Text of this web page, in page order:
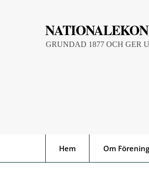
GRUNDAD 1877 OCH GER
Hem Om